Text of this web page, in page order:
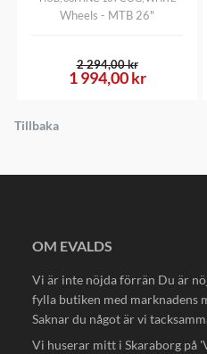
Wheels - MTB 26"
1 994,00 kr
2 294,00 kr
Tillbaka
OM EVALDS
Vi är inte nöjda förrän Du är
fylla butiken med marknadens
Saknar du något är vi
Vi huserar mitt i Skaraborg på